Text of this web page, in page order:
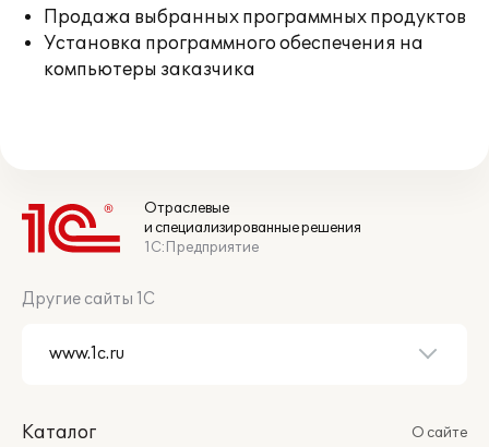
Продажа выбранных программных продуктов
Установка программного обеспечения на
компьютеры заказчика
Отраслевые
и специализированные решения
1С:Предприятие
Другие сайты 1С
Каталог
О сайте